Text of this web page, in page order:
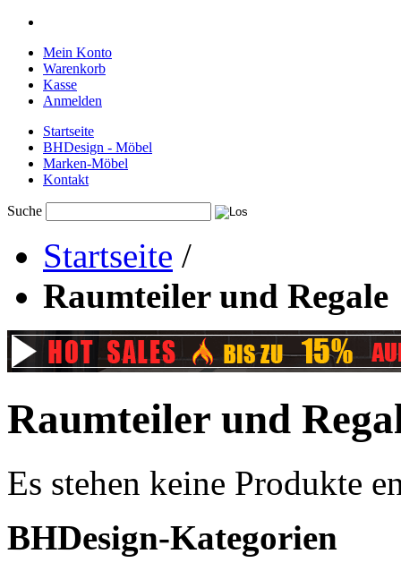
Mein Konto
Warenkorb
Kasse
Anmelden
Startseite
BHDesign - Möbel
Marken-Möbel
Kontakt
Suche
Startseite /
Raumteiler und Regale
Raumteiler und
Es stehen keine Produkte
BHDesign-Kategorien